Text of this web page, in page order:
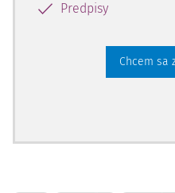
Predpisy
Chcem sa